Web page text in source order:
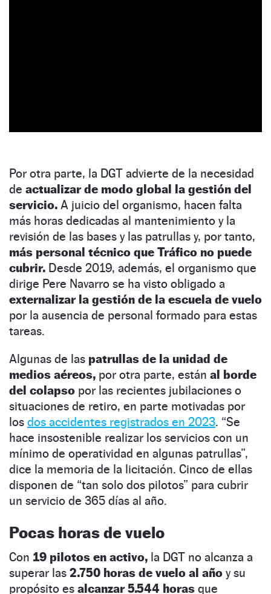
Por otra parte, la DGT advierte de la necesidad
de actualizar de modo global la gestión del
servicio. A juicio del organismo, hacen falta
más horas dedicadas al mantenimiento y la
revisión de las bases y las patrullas y, por tanto,
más personal técnico que Tráfico no puede
cubrir. Desde 2019, además, el organismo que
dirige Pere Navarro se ha visto obligado a
externalizar la gestión de la escuela de vuelo
por la ausencia de personal formado para estas
tareas.
Algunas de las patrullas de la unidad de
medios aéreos, por otra parte, están al borde
del colapso por las recientes jubilaciones o
situaciones de retiro, en parte motivadas por
los dos accidentes registrados en 2023. “Se
hace insostenible realizar los servicios con un
mínimo de operatividad en algunas patrullas”,
dice la memoria de la licitación. Cinco de ellas
disponen de “tan solo dos pilotos” para cubrir
un servicio de 365 días al año.
Pocas horas de vuelo
Con 19 pilotos en activo, la DGT no alcanza a
superar las 2.750 horas de vuelo al año y su
propósito es alcanzar 5.544 horas que